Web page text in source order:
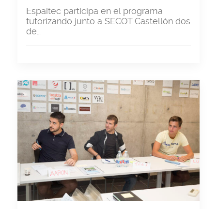
Espaitec participa en el programa
tutorizando junto a SECOT Castellón dos
de…